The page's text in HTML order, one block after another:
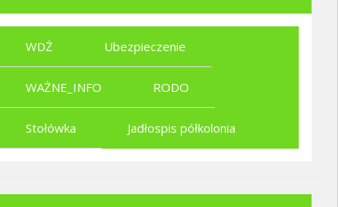
WDŻ Ubezpieczenie
WAŻNE_INFO RODO
Stołówka Jadłospis półkolonia